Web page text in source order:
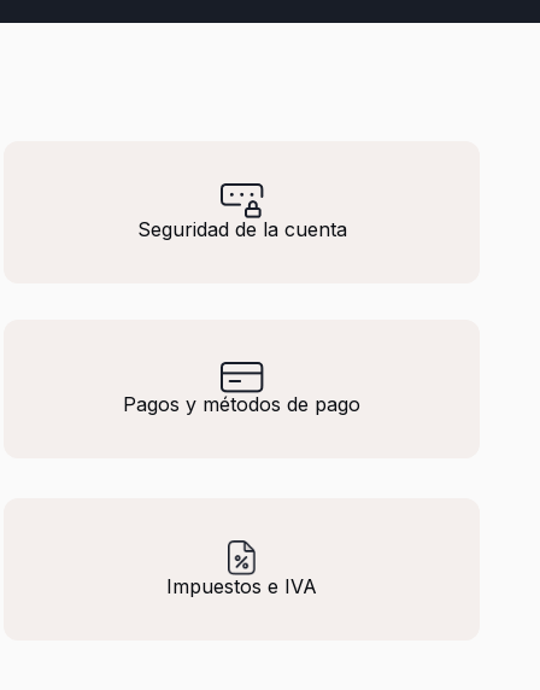
Seguridad de la cuenta
Pagos y métodos de pago
Impuestos e IVA